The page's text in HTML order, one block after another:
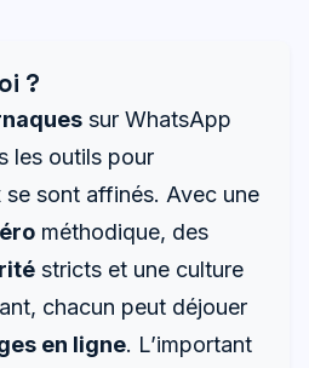
?
sur WhatsApp
les outils pour
se sont affinés. Avec une
méthodique, des
stricts et une culture
chacun peut déjouer
en ligne. L’important